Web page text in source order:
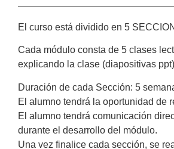
El curso está dividido en 5
Cada módulo consta de 5 clases
explicando la clase (diapositivas ppt)
Duración de cada Sección: 5
El alumno tendrá la oportunidad de
El alumno tendrá comunicación
durante el desarrollo del módulo.
Una vez finalice cada sección, se